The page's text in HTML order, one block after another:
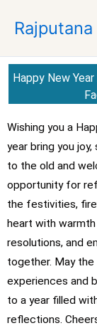
p
Happy New
Wishing you a
year bring you
to the old and
opportunity for
the festivities,
heart with
resolutions, and
together. May
experiences and
to a year filled
reflections.